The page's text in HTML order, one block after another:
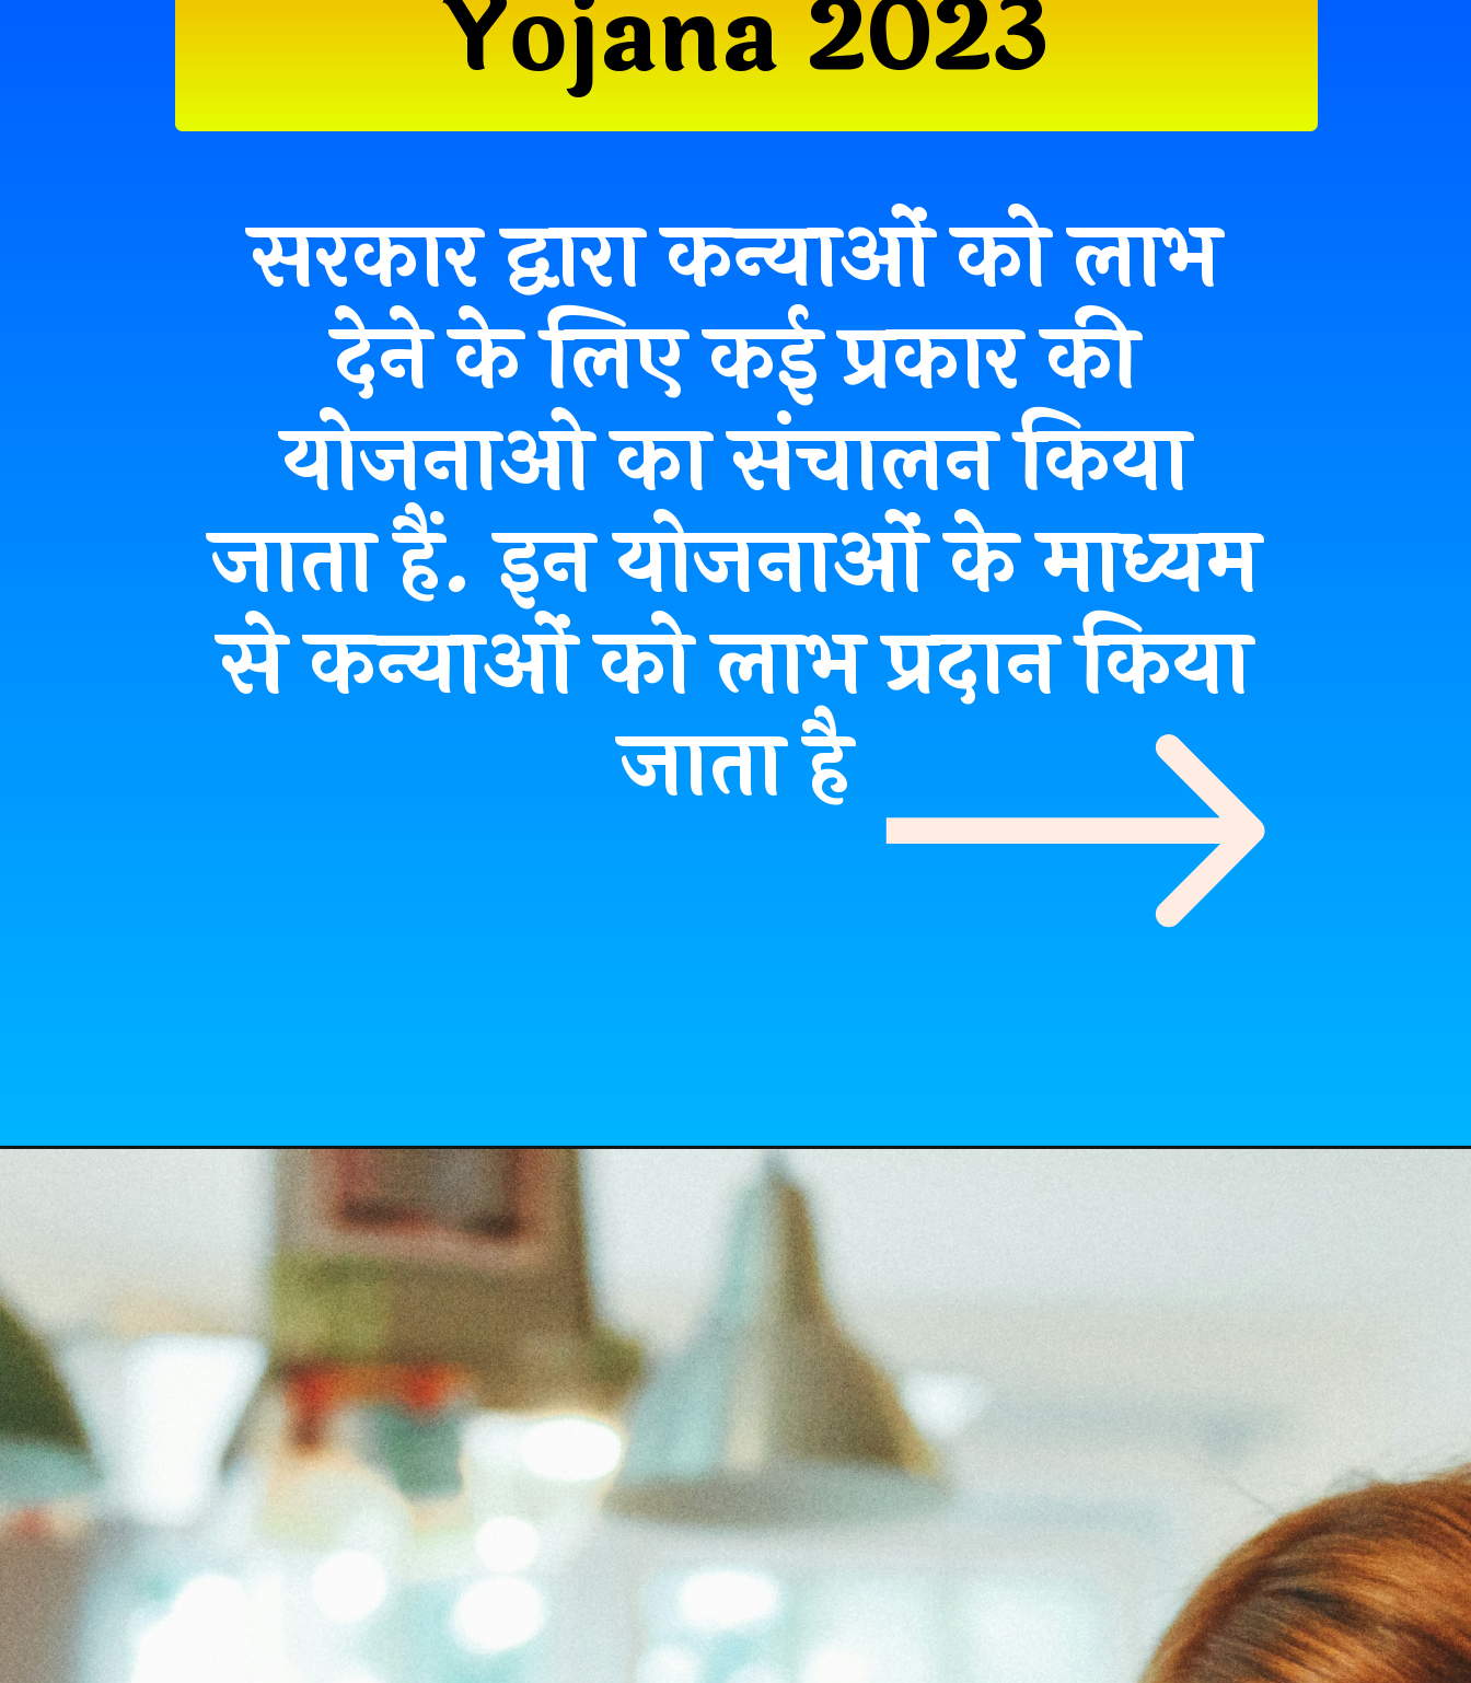
Yojana 2023
सरकार द्वारा कन्याओं को लाभ
देने के लिए कई प्रकार की
योजनाओ का संचालन किया
जाता हैं. इन योजनाओं के माध्यम
से कन्याओं को लाभ प्रदान किया
जाता है